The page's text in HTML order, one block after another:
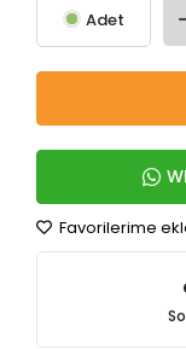
Adet
Favorilerime